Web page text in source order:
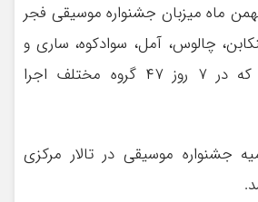
ادامه داد: از ۲۳ بهمن ماه میزبان جشنواره موسیقی فجر
چالوس، آمل، سوادکوه، ساری و
بهشهر خواهیم بود که در ۷ روز ۴۷ گروه مختلف اجرا
جشنواره موسیقی در تالار مرکزی